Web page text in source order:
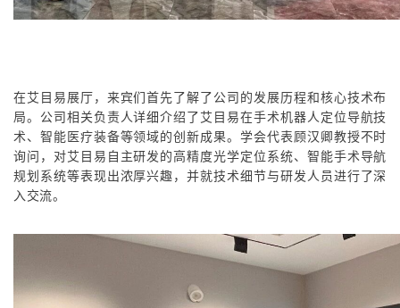
在艾目易展厅，来宾们首先了解了公司的发展历程和核心技术布
局。公司相关负责人详细介绍了艾目易在手术机器人定位导航技
术、智能医疗装备等领域的创新成果。学会代表顾汉卿教授不时
询问，对艾目易自主研发的高精度光学定位系统、智能手术导航
规划系统等表现出浓厚兴趣，并就技术细节与研发人员进行了深
入交流。